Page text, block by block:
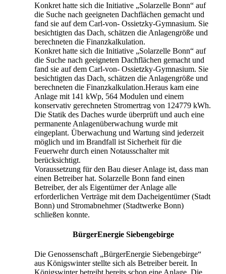
Konkret hatte sich die Initiative „Solarzelle Bonn“ auf
die Suche nach geeigneten Dachflächen gemacht und
fand sie auf dem Carl-von- Ossietzky-Gymnasium. Sie
besichtigten das Dach, schätzen die Anlagengröße und
berechneten die Finanzkalkulation.
Konkret hatte sich die Initiative „Solarzelle Bonn“ auf
die Suche nach geeigneten Dachflächen gemacht und
fand sie auf dem Carl-von- Ossietzky-Gymnasium. Sie
besichtigten das Dach, schätzen die Anlagengröße und
berechneten die Finanzkalkulation.Heraus kam eine
Anlage mit 141 kWp, 564 Modulen und einem
konservativ gerechneten Stromertrag von 124779 kWh.
Die Statik des Daches wurde überprüft und auch eine
permanente Anlagenüberwachung wurde mit
eingeplant. Überwachung und Wartung sind jederzeit
möglich und im Brandfall ist Sicherheit für die
Feuerwehr durch einen Notausschalter mit
berücksichtigt.
Voraussetzung für den Bau dieser Anlage ist, dass man
einen Betreiber hat. Solarzelle Bonn fand einen
Betreiber, der als Eigentümer der Anlage alle
erforderlichen Verträge mit dem Dacheigentümer (Stadt
Bonn) und Stromabnehmer (Stadtwerke Bonn)
schließen konnte.
BürgerEnergie Siebengebirge
Die Genossenschaft „BürgerEnergie Siebengebirge“
aus Königswinter stellte sich als Betreiber bereit. In